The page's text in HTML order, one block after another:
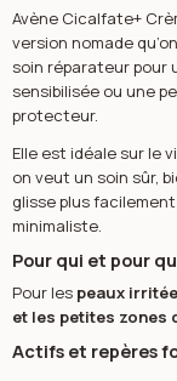
Avène Cicalfate+
version nomade
soin réparateur pour
sensibilisée ou une
protecteur.
Elle est idéale sur le
on veut un soin sûr,
glisse plus
minimaliste.
Pour qui et pour
Pour les peaux
et les petites zones
Actifs et repères